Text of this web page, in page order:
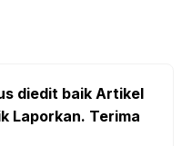
diedit baik Artikel
Laporkan. Terima